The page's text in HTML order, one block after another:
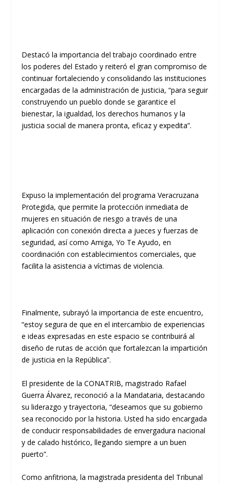
Destacó la importancia del trabajo coordinado entre
los poderes del Estado y reiteró el gran compromiso de
continuar fortaleciendo y consolidando las instituciones
encargadas de la administración de justicia, “para seguir
construyendo un pueblo donde se garantice el
bienestar, la igualdad, los derechos humanos y la
justicia social de manera pronta, eficaz y expedita”.
Expuso la implementación del programa Veracruzana
Protegida, que permite la protección inmediata de
mujeres en situación de riesgo a través de una
aplicación con conexión directa a jueces y fuerzas de
seguridad, así como Amiga, Yo Te Ayudo, en
coordinación con establecimientos comerciales, que
facilita la asistencia a víctimas de violencia.
Finalmente, subrayó la importancia de este encuentro,
“estoy segura de que en el intercambio de experiencias
e ideas expresadas en este espacio se contribuirá al
diseño de rutas de acción que fortalezcan la impartición
de justicia en la República”.
El presidente de la CONATRIB, magistrado Rafael
Guerra Álvarez, reconoció a la Mandataria, destacando
su liderazgo y trayectoria, “deseamos que su gobierno
sea reconocido por la historia. Usted ha sido encargada
de conducir responsabilidades de envergadura nacional
y de calado histórico, llegando siempre a un buen
puerto”.
Como anfitriona, la magistrada presidenta del Tribunal